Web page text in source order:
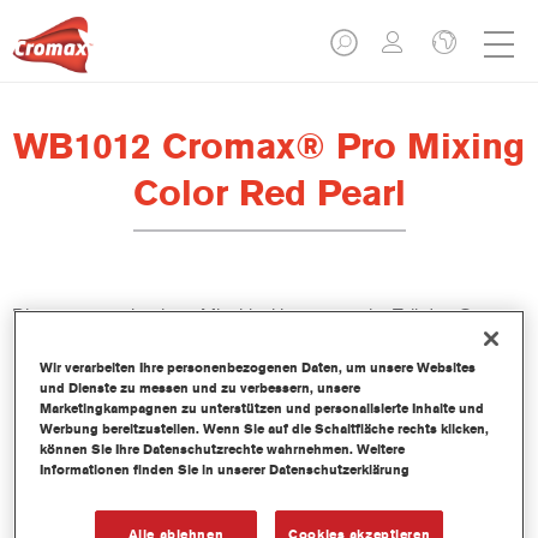
WB1012 Cromax® Pro Mixing
Color Red Pearl
Dieses wasserbasierte Mischlackkonzentrat ist Teil des Cromax
Produktmerkmale
Ausgezeichnete Ergiebigkeit mit außergewöhnlich genauer
Farbtonangleichung.
Schnelle und sparsame Anwendung trägt zur Steigerung
des Durchsatz und der Produktivität bei.
Wir verarbeiten Ihre personenbezogenen Daten, um unsere Websites
und Dienste zu messen und zu verbessern, unsere
Marketingkampagnen zu unterstützen und personalisierte Inhalte und
Werbung bereitzustellen. Wenn Sie auf die Schaltfläche rechts klicken,
können Sie Ihre Datenschutzrechte wahrnehmen. Weitere
Informationen finden Sie in unserer Datenschutzerklärung
Alle ablehnen Cookies akzeptieren